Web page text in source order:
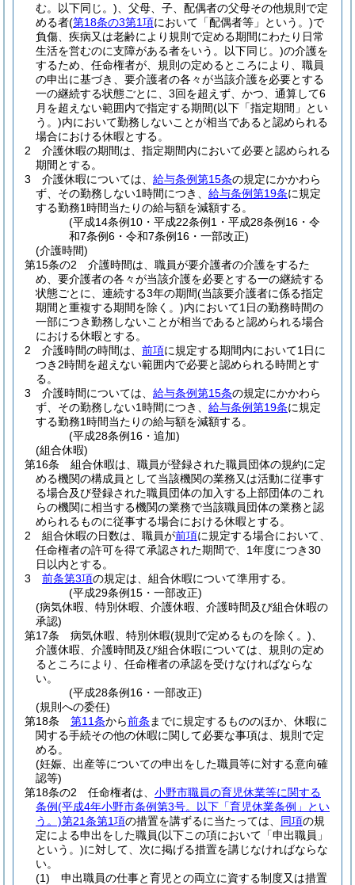
む。以下同じ。) 、父母、子、配偶者の父母その他規則で定
める者(第18条の3第1項において「配偶者等」という。)で
負傷、疾病又は老齢により規則で定める期間にわたり日常
生活を営むのに支障がある者をいう。以下同じ。)の介護を
するため、任命権者が、規則の定めるところにより、職員
の申出に基づき、要介護者の各々が当該介護を必要とする
一の継続する状態ごとに、3回を超えず、かつ、通算して6
月を超えない範囲内で指定する期間(以下「指定期間」とい
う。)内において勤務しないことが相当であると認められる
場合における休暇とする。
2
介護休暇の期間は、指定期間内において必要と認められる
期間とする。
3
介護休暇については、 給与条例第15条の規定にかかわら
ず、その勤務しない1時間につき、 給与条例第19条に規定
する勤務1時間当たりの給与額を減額する。
(平成14条例10・平成22条例1・平成28条例16・令
和7条例6・令和7条例16・一部改正)
(介護時間)
第15条の2
介護時間は、職員が要介護者の介護をするた
め、要介護者の各々が当該介護を必要とする一の継続する
状態ごとに、連続する3年の期間(当該要介護者に係る指定
期間と重複する期間を除く。)内において1日の勤務時間の
一部につき勤務しないことが相当であると認められる場合
における休暇とする。
2
介護時間の時間は、 前項に規定する期間内において1日に
つき2時間を超えない範囲内で必要と認められる時間とす
る。
3
介護時間については、 給与条例第15条の規定にかかわら
ず、その勤務しない1時間につき、 給与条例第19条に規定
する勤務1時間当たりの給与額を減額する。
(平成28条例16・追加)
(組合休暇)
第16条
組合休暇は、職員が登録された職員団体の規約に定
める機関の構成員として当該機関の業務又は活動に従事す
る場合及び登録された職員団体の加入する上部団体のこれ
らの機関に相当する機関の業務で当該職員団体の業務と認
められるものに従事する場合における休暇とする。
2
組合休暇の日数は、職員が前項に規定する場合において、
任命権者の許可を得て承認された期間で、1年度につき30
日以内とする。
3
前条第3項の規定は、組合休暇について準用する。
(平成29条例15・一部改正)
(病気休暇、特別休暇、介護休暇、介護時間及び組合休暇の
承認)
第17条
病気休暇、特別休暇(規則で定めるものを除く。)
介護休暇、介護時間及び組合休暇については、規則の定め
るところにより、任命権者の承認を受けなければならな
い。
(平成28条例16・一部改正)
(規則への委任)
第18条
第11条から前条 までに規定するもののほか、休暇に
関する手続その他の休暇に関して必要な事項は、規則で定
める。
(妊娠、出産等についての申出をした職員等に対する意向確
認等)
第18条の2
任命権者は、 小野市職員の育児休業等に関する
条例(平成4年小野市条例第3号。以下「育児休業条例」とい
う。)第21条第1項の措置を講ずるに当たっては、 同項の規
定による申出をした職員(以下この項において「申出職員」
という。)に対して、次に掲げる措置を講じなければならな
い。
(1)
申出職員の仕事と育児との両立に資する制度又は措置